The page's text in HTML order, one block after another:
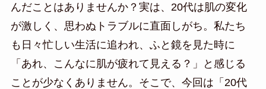
んだことはありませんか？実は、20代は肌の変化
が激しく、思わぬトラブルに直面しがち。私たち
も日々忙しい生活に追われ、ふと鏡を見た時に
「あれ、こんなに肌が疲れて見える？」と感じる
ことが少なくありません。そこで、今回は「20代